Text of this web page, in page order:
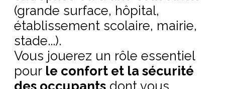
(grande surface, hôpital,
établissement scolaire, mairie,
stade...).
Vous jouerez un rôle essentiel
pour le confort et la sécurité